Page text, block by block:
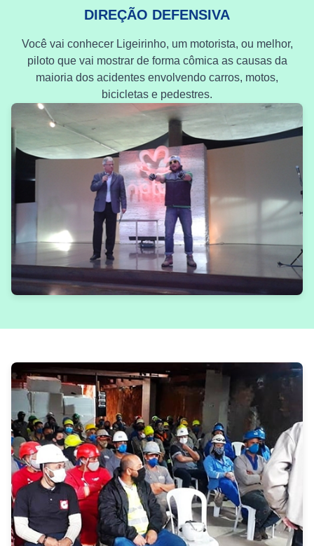
DIREÇÃO DEFENSIVA
Você vai conhecer Ligeirinho, um motorista, ou melhor,
piloto que vai mostrar de forma cômica as causas da
maioria dos acidentes envolvendo carros, motos,
bicicletas e pedestres.